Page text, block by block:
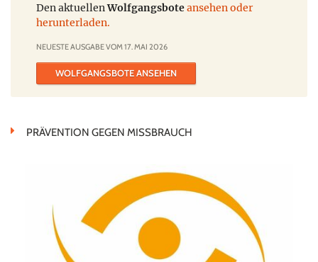
Den aktuellenWolfgangsboteansehen oder
herunterladen.
NEUESTE AUSGABE VOM 17. MAI 2026
WOLFGANGSBOTE ANSEHEN
PRÄVENTION GEGEN MISSBRAUCH